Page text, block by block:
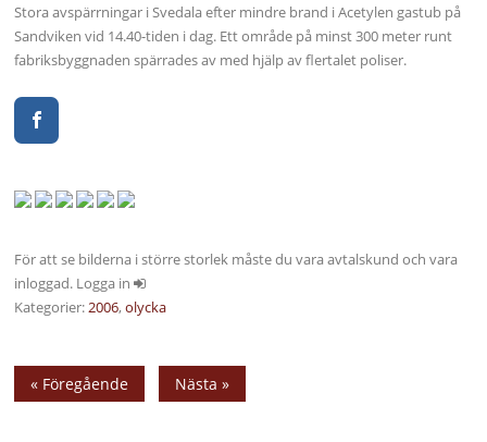
Stora avspärrningar i Svedala efter mindre brand i Acetylen gastub på
Sandviken vid 14.40-tiden i dag. Ett område på minst 300 meter runt
fabriksbyggnaden spärrades av med hjälp av flertalet poliser.
För att se bilderna i större storlek måste du vara avtalskund och vara
inloggad. Logga in
Kategorier:2006,olycka
« Föregående Nästa »